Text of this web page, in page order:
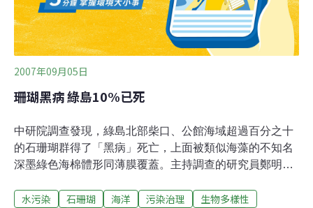
2007年09月05日
珊瑚黑病 綠島10%已死
中研院調查發現，綠島北部柴口、公館海域超過百分之十
的石珊瑚群得了「黑病」死亡，上面被類似海藻的不知名
深墨綠色海棉體形同薄膜覆蓋。主持調查的研究員鄭明修
被覆蓋死亡的石珊瑚群，多數分布在排水溝出海口3公尺
水污染 石珊瑚 海洋 污染治理
生物多樣性